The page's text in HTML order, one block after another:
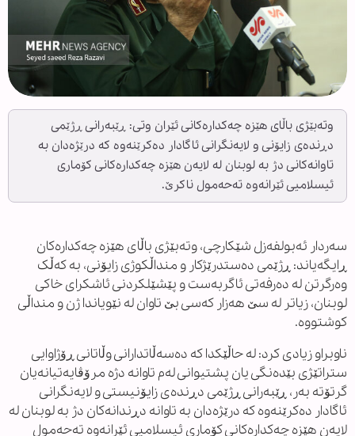
وتەبێژی باڵای هێزە چەکدارەکانی ئێران وتی: ڕێبەرانی ڕژێمی
دڕندەی زایۆنی و لایەنگرانی ئاگادار دەکرێنەوە کە درێژەدان بە
تاوانەکانی دژ بە لوبنان لە لایەن هێزە چەکدارەکانی کۆماری
ئیسلامیی ئێرانەوە تەحەمول ناکرێ.
سەردار ئەبولفەزل شێکارچی، وتەبێژی باڵای هێزە چەکدارەکان
ڕایگەیاند: ڕژێمی دەستدرێژکار و منداڵکوژی زایۆنی، بە کەڵک
وەرگرتن لە دەرفەتی ئاگربەست و پێشێلکردنی ئاشکرای خاکی
لوبنان، زیاتر لە سێ هەزار کەسی بێ تاوان لە نێویاندا ژن و منداڵی
کوشتووە.
ناوبراو زیادی کرد: لە حاڵێکدا کە دەسەڵاتدارانی وڵاتانی ڕۆژاوایی
ستراتێژی بێدەنگی یان پشتیوانی لەم تاوانە دژە مرۆڤایەتیانەیان
گرتۆتە بەر، ڕێبەرانی ڕژێمی دڕندەی زایۆنیستی و لایەنگرانی
ئاگادار دەکرێنەوە کە درێژەدان بە تاوانە دڕندانەکان دژ بە لوبنان لە
لایەن هێزە چەکدارەکانی کۆماری ئیسلامیی ئێرانەوە تەحەمول